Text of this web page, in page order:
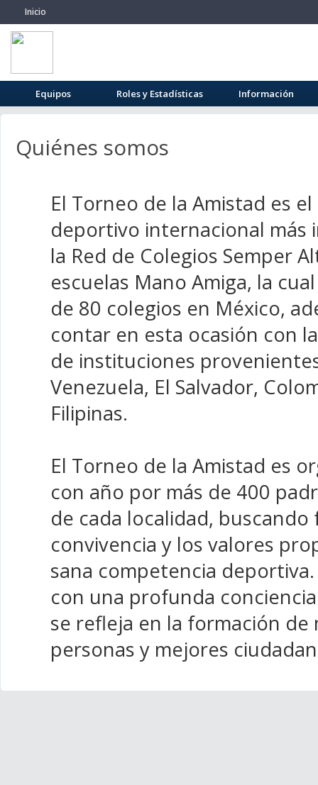
Inicio
Equipos Roles y Estadísticas Información
Quiénes somos
El Torneo de la Amistad es
deportivo internacional más
la Red de Colegios Semper
escuelas Mano Amiga, la
de 80 colegios en México,
contar en esta ocasión con
de instituciones
Venezuela, El Salvador,
Filipinas.
El Torneo de la Amistad es
con año por más de 400
de cada localidad,
convivencia y los valores
sana competencia
con una profunda
se refleja en la formación de
personas y mejores